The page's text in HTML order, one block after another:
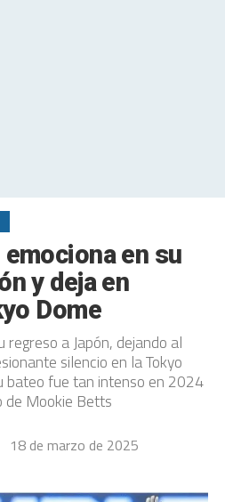
en su
y deja en
Dome
regreso a Japón, dejando al
silencio en la Tokyo
bateo fue tan intenso en 2024
de Mookie Betts
18 de marzo de 2025